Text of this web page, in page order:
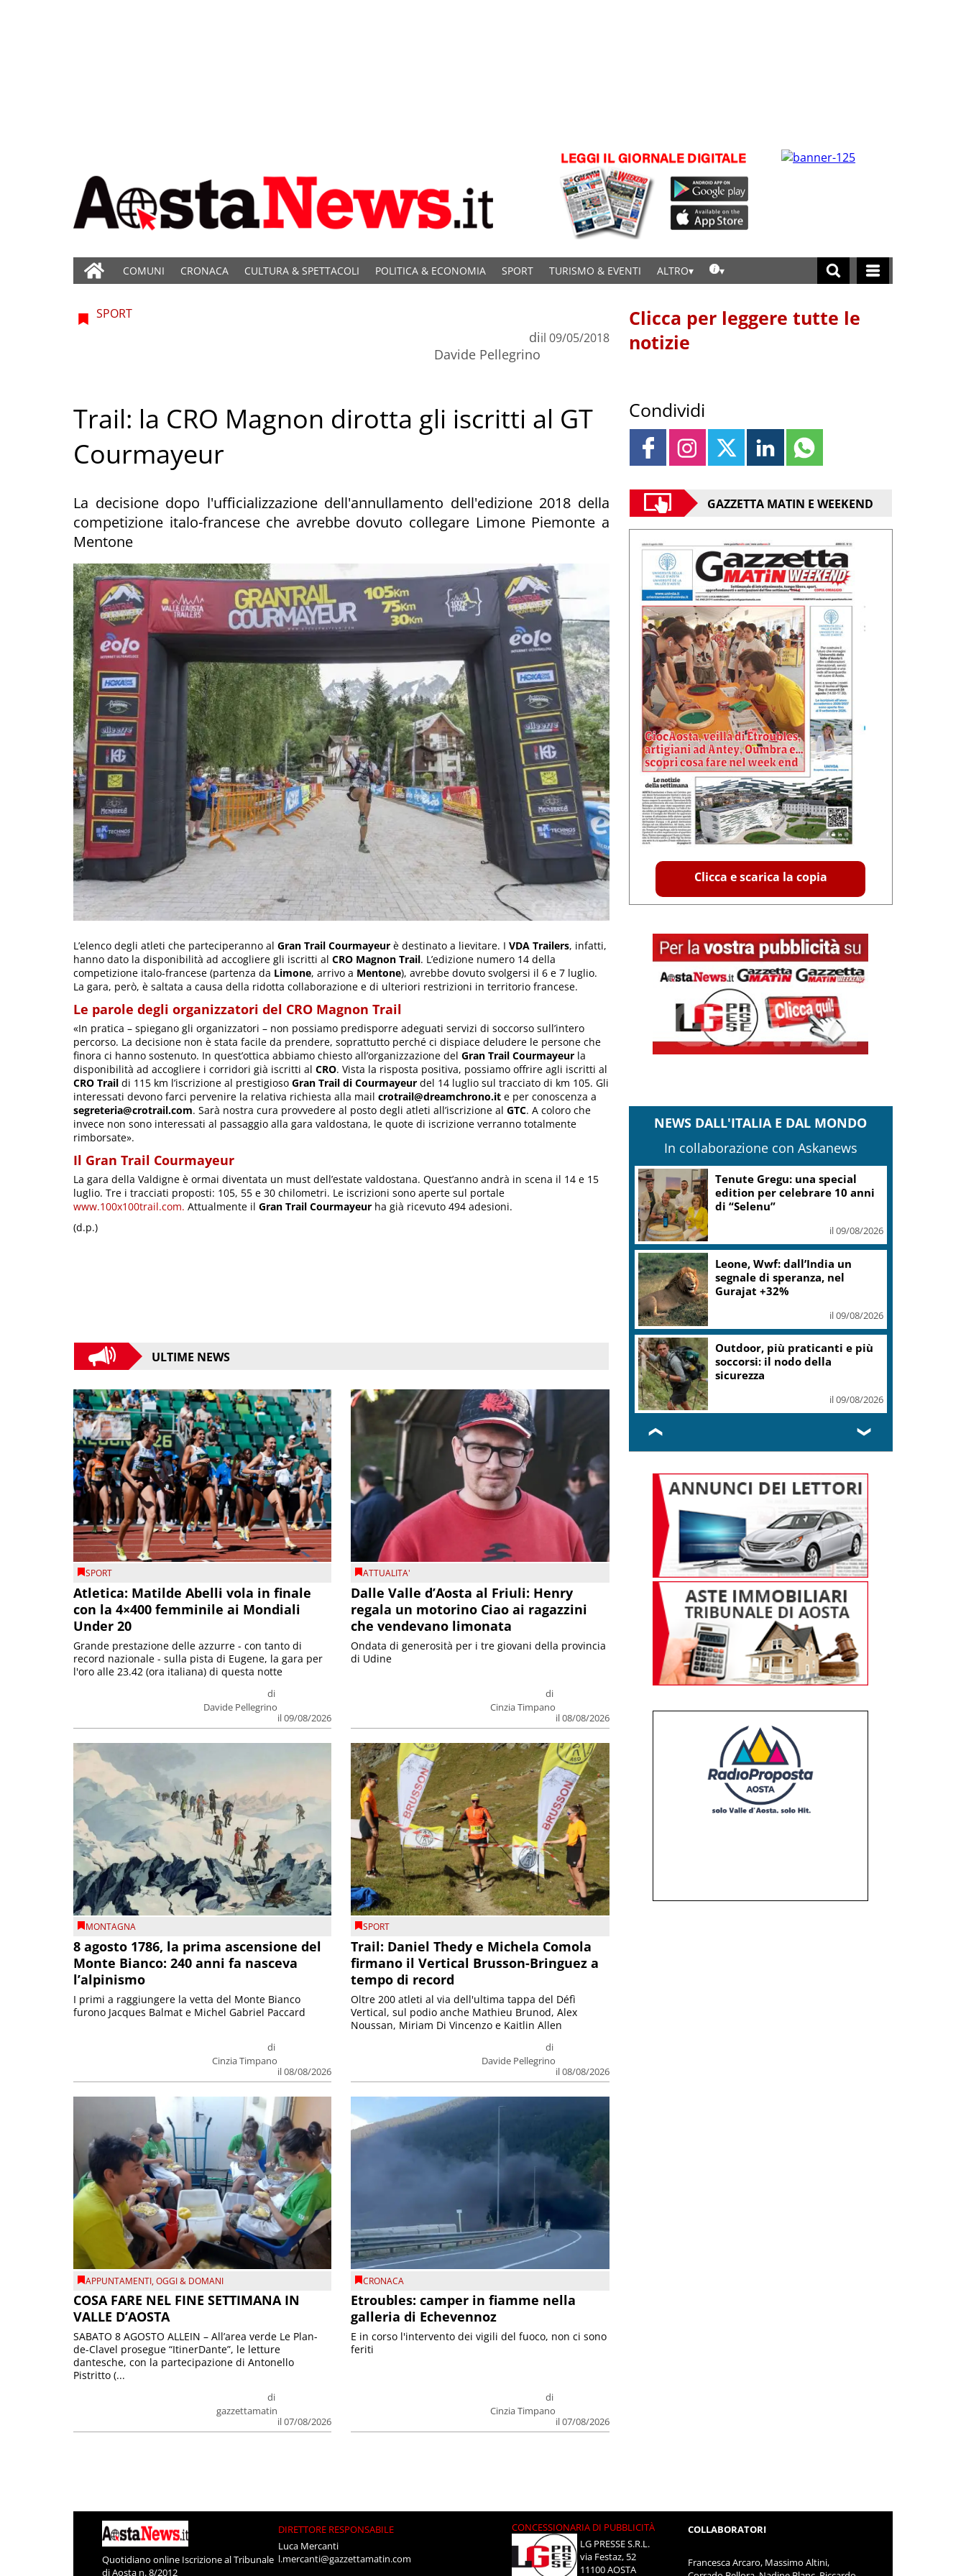
COMUNI CRONACA CULTURA & SPETTACOLI POLITICA & ECONOMIA SPORT TURISMO & EVENTI ALTRO
SPORT
di
Davide Pellegrino
il 09/05/2018
Trail: la CRO Magnon dirotta gli iscritti al GT
Courmayeur
La decisione dopo l'ufficializzazione dell'annullamento dell'edizione 2018 della
competizione italo-francese che avrebbe dovuto collegare Limone Piemonte a
Mentone
L’elenco degli atleti che parteciperanno al Gran Trail Courmayeur è destinato a lievitare. I VDA Trailers, infatti,
hanno dato la disponibilità ad accogliere gli iscritti al CRO Magnon Trail. L’edizione numero 14 della
competizione italo-francese (partenza da Limone, arrivo a Mentone), avrebbe dovuto svolgersi il 6 e 7 luglio.
La gara, però, è saltata a causa della ridotta collaborazione e di ulteriori restrizioni in territorio francese.
Le parole degli organizzatori del CRO Magnon Trail
«In pratica – spiegano gli organizzatori – non possiamo predisporre adeguati servizi di soccorso sull’intero
percorso. La decisione non è stata facile da prendere, soprattutto perché ci dispiace deludere le persone che
finora ci hanno sostenuto. In quest’ottica abbiamo chiesto all’organizzazione del Gran Trail Courmayeur la
disponibilità ad accogliere i corridori già iscritti al CRO. Vista la risposta positiva, possiamo offrire agli iscritti al
CRO Trail di 115 km l’iscrizione al prestigioso Gran Trail di Courmayeur del 14 luglio sul tracciato di km 105. Gli
interessati devono farci pervenire la relativa richiesta alla mail crotrail@dreamchrono.it e per conoscenza a
segreteria@crotrail.com. Sarà nostra cura provvedere al posto degli atleti all’iscrizione al GTC. A coloro che
invece non sono interessati al passaggio alla gara valdostana, le quote di iscrizione verranno totalmente
rimborsate».
Il Gran Trail Courmayeur
La gara della Valdigne è ormai diventata un must dell’estate valdostana. Quest’anno andrà in scena il 14 e 15
luglio. Tre i tracciati proposti: 105, 55 e 30 chilometri. Le iscrizioni sono aperte sul portale
www.100x100trail.com. Attualmente il Gran Trail Courmayeur ha già ricevuto 494 adesioni.
(d.p.)
ULTIME NEWS
SPORT
Atletica: Matilde Abelli vola in finale
con la 4×400 femminile ai Mondiali
Under 20
di
Davide Pellegrino
il 09/08/2026
Grande prestazione delle azzurre - con tanto di
record nazionale - sulla pista di Eugene, la gara per
l'oro alle 23.42 (ora italiana) di questa notte
ATTUALITA'
Dalle Valle d’Aosta al Friuli: Henry
regala un motorino Ciao ai ragazzini
che vendevano limonata
di
Cinzia Timpano
il 08/08/2026
Ondata di generosità per i tre giovani della provincia
di Udine
MONTAGNA
8 agosto 1786, la prima ascensione del
Monte Bianco: 240 anni fa nasceva
l’alpinismo
di
Cinzia Timpano
il 08/08/2026
I primi a raggiungere la vetta del Monte Bianco
furono Jacques Balmat e Michel Gabriel Paccard
SPORT
Trail: Daniel Thedy e Michela Comola
firmano il Vertical Brusson-Bringuez a
tempo di record
di
Davide Pellegrino
il 08/08/2026
Oltre 200 atleti al via dell'ultima tappa del Défì
Vertical, sul podio anche Mathieu Brunod, Alex
Noussan, Miriam Di Vincenzo e Kaitlin Allen
APPUNTAMENTI,OGGI & DOMANI
COSA FARE NEL FINE SETTIMANA IN
VALLE D’AOSTA
di
gazzettamatin
il 07/08/2026
SABATO 8 AGOSTO ALLEIN – All’area verde Le Plan-
de-Clavel prosegue “ItinerDante”, le letture
dantesche, con la partecipazione di Antonello
Pistritto (...
CRONACA
Etroubles: camper in fiamme nella
galleria di Echevennoz
di
Cinzia Timpano
il 07/08/2026
E in corso l'intervento dei vigili del fuoco, non ci sono
feriti
Clicca per leggere tutte le
notizie
Condividi
GAZZETTA MATIN E WEEKEND
Clicca e scarica la copia
NEWS DALL'ITALIA E DAL MONDO
In collaborazione con Askanews
Tenute Gregu: una special
edition per celebrare 10 anni
di “Selenu”
il 09/08/2026
Leone, Wwf: dall’India un
segnale di speranza, nel
Gurajat +32%
il 09/08/2026
Outdoor, più praticanti e più
soccorsi: il nodo della
sicurezza
il 09/08/2026
❮ ❯
Quotidiano online Iscrizione al Tribunale
di Aosta n. 8/2012
DIRETTORE RESPONSABILE
Luca Mercanti
l.mercanti@gazzettamatin.com
CONCESSIONARIA DI PUBBLICITÀ
LG PRESSE S.R.L.
via Festaz, 52
11100 AOSTA
COLLABORATORI
Francesca Arcaro, Massimo Altini,